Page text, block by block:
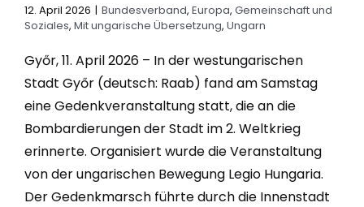
12. April 2026 | Bundesverband, Europa, Gemeinschaft und
Soziales, Mit ungarische Übersetzung, Ungarn
Győr, 11. April 2026 – In der westungarischen
Stadt Győr (deutsch: Raab) fand am Samstag
eine Gedenkveranstaltung statt, die an die
Bombardierungen der Stadt im 2. Weltkrieg
erinnerte. Organisiert wurde die Veranstaltung
von der ungarischen Bewegung Legio Hungaria.
Der Gedenkmarsch führte durch die Innenstadt